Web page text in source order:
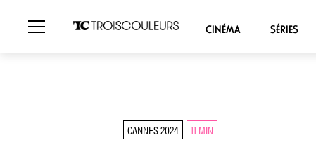
CINÉMA SÉRIES
CANNES 2024 11 MIN